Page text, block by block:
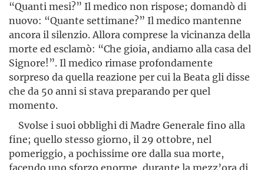
“Quanti mesi?” Il medico non rispose; domandò di
nuovo: “Quante settimane?” Il medico mantenne
ancora il silenzio. Allora comprese la vicinanza della
morte ed esclamò: “Che gioia, andiamo alla casa del
Signore!”. Il medico rimase profondamen­te
sorpreso da quella reazione per cui la Beata gli disse
che da 50 anni si stava preparando per quel
momento.
Svolse i suoi obblighi di Madre Generale fino alla
fine; quello stesso giorno, il 29 ottobre, nel
pomeriggio, a pochissime ore dalla sua morte,
facendo uno sforzo enorme, durante la mezz’ora di